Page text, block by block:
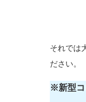
それでは
ださい。
※新型コ